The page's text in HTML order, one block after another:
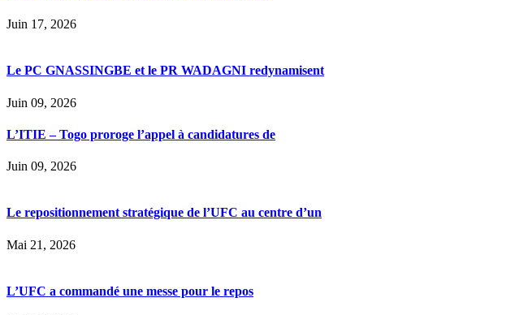
Juin 17, 2026
Le PC GNASSINGBE et le PR WADAGNI redynamisent
Juin 09, 2026
L’ITIE – Togo proroge l’appel à candidatures de
Juin 09, 2026
Le repositionnement stratégique de l’UFC au centre d’un
Mai 21, 2026
L’UFC a commandé une messe pour le repos